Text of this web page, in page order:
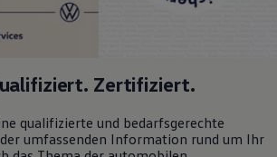
Zertifiziert.
qualifizierte und bedarfsgerechte
umfassenden Information rund um Ihr